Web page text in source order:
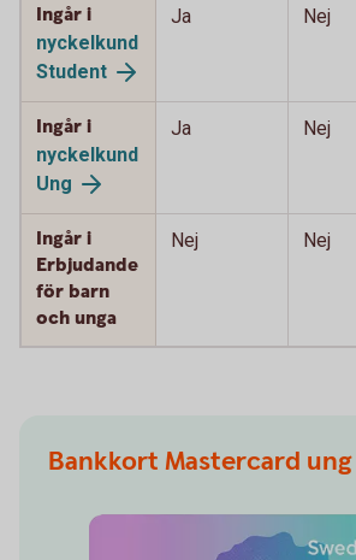
Ingår i
nyckelkund
Student
Ja Nej
Ingår i
nyckelkund
Ung
Ja Nej
Ingår i
Erbjudande
för barn
och unga
Nej Nej
Bankkort Mastercard ung